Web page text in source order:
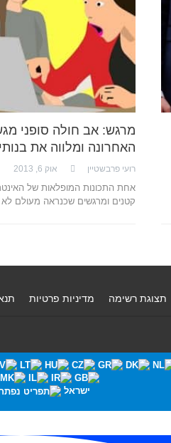
מרגש: אב חולה סופני
האחרונה ומלווה את
רועי פרבשטיין אוק 6, 2013
אחת התכונות המופלאות של
קטנים ומרגשים שכנראה מעולם לא
תצוגת רשימה מדיניות פרטיות
ישראל